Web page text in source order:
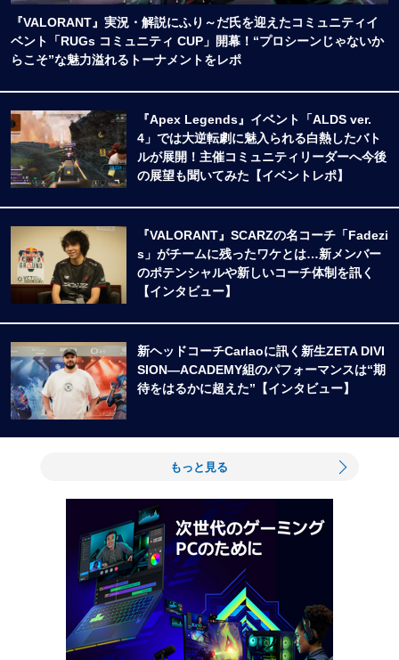
『VALORANT』実況・解説にふり～だ氏を迎えたコミュニティイ
ベント「RUGs コミュニティ CUP」開幕！“プロシーンじゃないか
らこそ”な魅力溢れるトーナメントをレポ
『Apex Legends』イベント「ALDS ver.
4」では大逆転劇に魅入られる白熱したバト
ルが展開！主催コミュニティリーダーへ今後
の展望も聞いてみた【イベントレポ】
『VALORANT』SCARZの名コーチ「Fadezi
s」がチームに残ったワケとは…新メンバー
のポテンシャルや新しいコーチ体制を訊く
【インタビュー】
新ヘッドコーチCarlaoに訊く新生ZETA DIVI
SION―ACADEMY組のパフォーマンスは“期
待をはるかに超えた”【インタビュー】
もっと見る